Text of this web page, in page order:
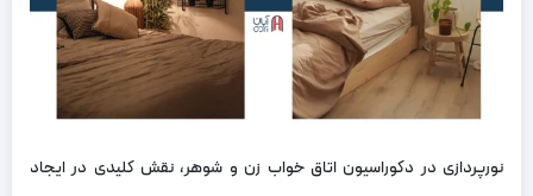
نورپردازی در دکوراسیون اتاق خواب زن و شوهر، نقش کلیدی در ایجاد